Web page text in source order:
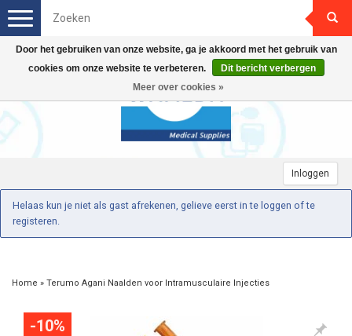
Inloggen
Toggle
Helaas kun je niet als gast afrekenen, gelieve eerst in te loggen of te
registeren.
Home » Terumo Agani Naalden voor Intramusculaire Injecties
-10%
Door het gebruiken van onze website, ga je akkoord met het gebruik van
cookies om onze website te verbeteren.
Dit bericht verbergen
Meer over cookies »